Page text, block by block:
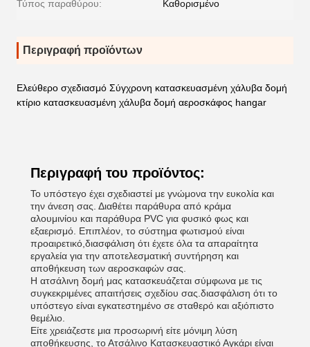
Τύπος παραθύρου: Καθορισμένο
Περιγραφή προϊόντων
Ελεύθερο σχεδιασμό Σύγχρονη κατασκευασμένη χάλυβα δομή
κτίριο κατασκευασμένη χάλυβα δομή αεροσκάφος hangar
Περιγραφή του προϊόντος:
Το υπόστεγο έχει σχεδιαστεί με γνώμονα την ευκολία και
την άνεση σας. Διαθέτει παράθυρα από κράμα
αλουμινίου και παράθυρα PVC για φυσικό φως και
εξαερισμό. Επιπλέον, το σύστημα φωτισμού είναι
προαιρετικό,διασφάλιση ότι έχετε όλα τα απαραίτητα
εργαλεία για την αποτελεσματική συντήρηση και
αποθήκευση των αεροσκαφών σας.
Η ατσάλινη δομή μας κατασκευάζεται σύμφωνα με τις
συγκεκριμένες απαιτήσεις σχεδίου σας.διασφάλιση ότι το
υπόστεγο είναι εγκατεστημένο σε σταθερό και αξιόπιστο
θεμέλιο.
Είτε χρειάζεστε μια προσωρινή είτε μόνιμη λύση
αποθήκευσης, το Ατσάλινο Κατασκευαστικό Αγκάρι είναι